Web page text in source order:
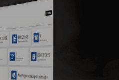
Informations mises à jour le 2 août 2026